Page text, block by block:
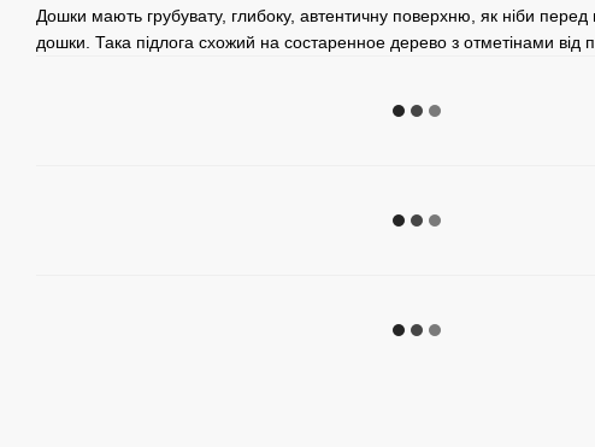
Дошки мають грубувату, глибоку, автентичну поверхню, як ніби перед
дошки. Така підлога схожий на состаренное дерево з отметінами від